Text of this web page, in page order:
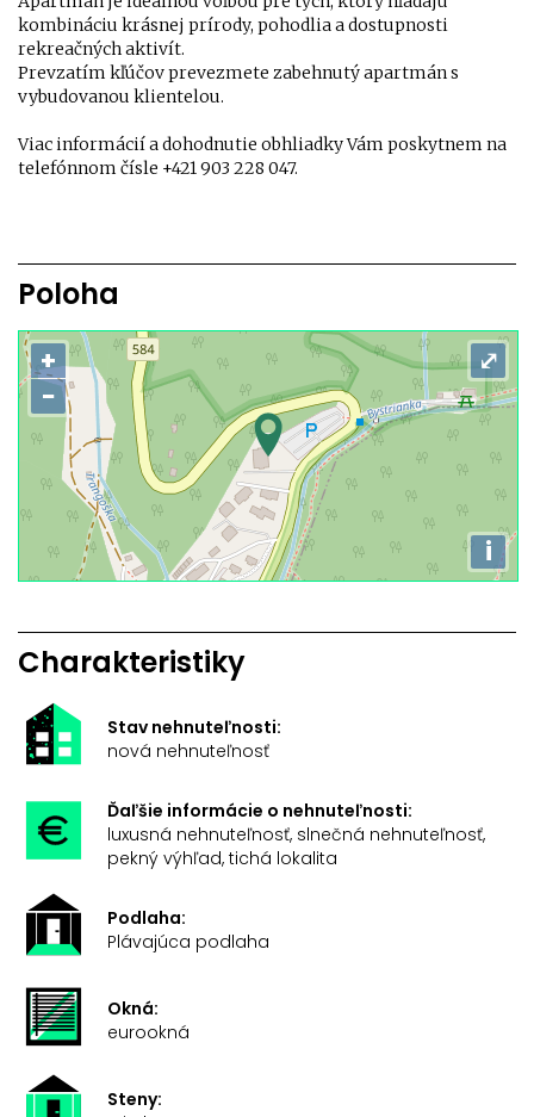
kombináciu krásnej prírody, pohodlia a dostupnosti
rekreačných aktivít.
Prevzatím kľúčov prevezmete zabehnutý apartmán s
vybudovanou klientelou.
Viac informácií a dohodnutie obhliadky Vám poskytnem na
telefónnom čísle +421 903 228 047.
Poloha
+
−
i
⤢
Charakteristiky
Stav nehnuteľnosti:
nová nehnuteľnosť
Ďaľšie informácie o nehnuteľnosti:
luxusná nehnuteľnosť, slnečná nehnuteľnosť,
pekný výhľad, tichá lokalita
Podlaha:
Plávajúca podlaha
Okná:
eurookná
Steny: